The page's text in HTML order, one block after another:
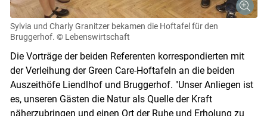
Sylvia und Charly Granitzer bekamen die Hoftafel für den
Bruggerhof. © Lebenswirtschaft
Die Vorträge der beiden Referenten korrespondierten mit
der Verleihung der Green Care-Hoftafeln an die beiden
Auszeithöfe Liendlhof und Bruggerhof. "Unser Anliegen ist
es, unseren Gästen die Natur als Quelle der Kraft
näherzubringen und einen Ort der Ruhe und Erholung zu